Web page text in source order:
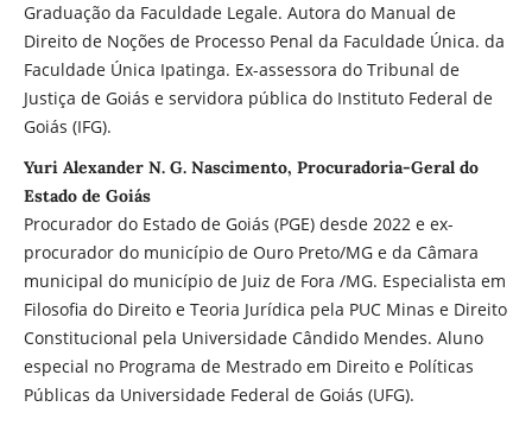
Graduação da Faculdade Legale. Autora do Manual de
Direito de Noções de Processo Penal da Faculdade Única. da
Faculdade Única Ipatinga. Ex-assessora do Tribunal de
Justiça de Goiás e servidora pública do Instituto Federal de
Goiás (IFG).
Yuri Alexander N. G. Nascimento, Procuradoria-Geral do
Estado de Goiás
Procurador do Estado de Goiás (PGE) desde 2022 e ex-
procurador do município de Ouro Preto/MG e da Câmara
municipal do município de Juiz de Fora /MG. Especialista em
Filosofia do Direito e Teoria Jurídica pela PUC Minas e Direito
Constitucional pela Universidade Cândido Mendes. Aluno
especial no Programa de Mestrado em Direito e Políticas
Públicas da Universidade Federal de Goiás (UFG).